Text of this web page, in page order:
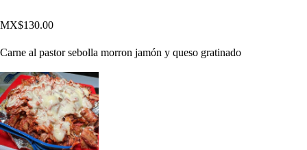
MX$130.00
Carne al pastor sebolla morron jamón y queso gratinado